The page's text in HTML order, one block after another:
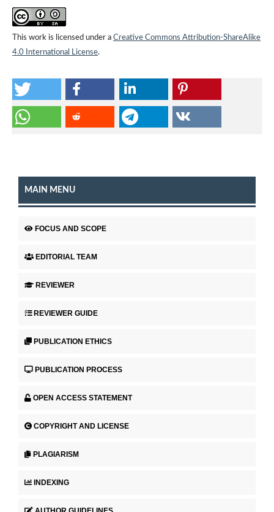
This work is licensed under a Creative Commons Attribution-ShareAlike
4.0 International License.
MAIN MENU
FOCUS AND SCOPE
EDITORIAL TEAM
REVIEWER
REVIEWER GUIDE
PUBLICATION ETHICS
PUBLICATION PROCESS
OPEN ACCESS STATEMENT
COPYRIGHT AND LICENSE
PLAGIARISM
INDEXING